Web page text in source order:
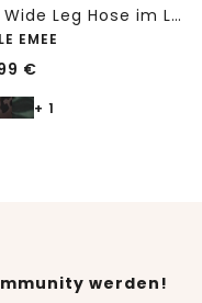
7/8 Wide Leg Hose im Loose Fit mit Print
EMEE
€
+ 1
werden!